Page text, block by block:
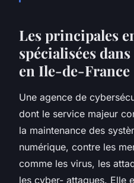
Les principales
spécialisées
en Ile-de-France
Une agence de
dont le service majeur
la maintenance des
numérique, contre les
comme les virus, les
les cyber- attaques. Elle